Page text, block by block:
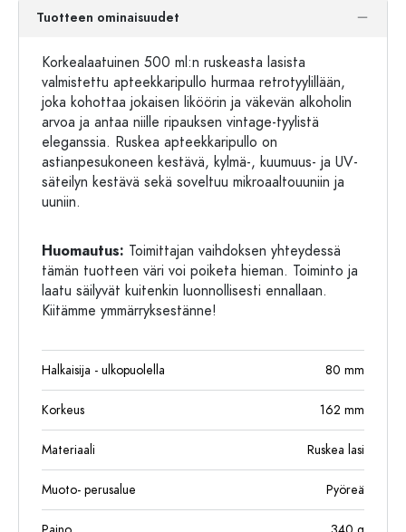
Tuotteen ominaisuudet
Korkealaatuinen 500 ml:n ruskeasta lasista
valmistettu apteekkaripullo hurmaa retrotyylillään,
joka kohottaa jokaisen liköörin ja väkevän alkoholin
arvoa ja antaa niille ripauksen vintage-tyylistä
eleganssia. Ruskea apteekkaripullo on
astianpesukoneen kestävä, kylmä-, kuumuus- ja UV-
säteilyn kestävä sekä soveltuu mikroaaltouuniin ja
uuniin.
Huomautus: Toimittajan vaihdoksen yhteydessä
tämän tuotteen väri voi poiketa hieman. Toiminto ja
laatu säilyvät kuitenkin luonnollisesti ennallaan.
Kiitämme ymmärryksestänne!
Halkaisija - ulkopuolella 80 mm
Korkeus 162 mm
Materiaali Ruskea lasi
Muoto- perusalue Pyöreä